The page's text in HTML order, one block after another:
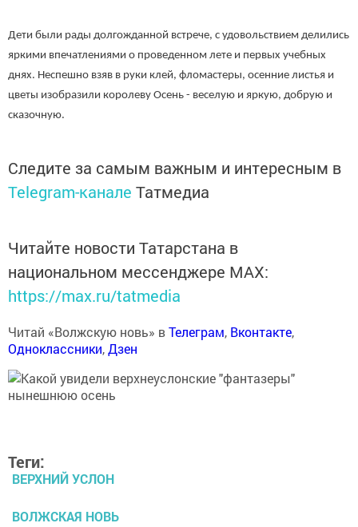
Дети были рады долгожданной встрече, с удовольствием делились
яркими впечатлениями о проведенном лете и первых учебных
днях. Неспешно взяв в руки клей, фломастеры, осенние листья и
цветы изобразили королеву Осень - веселую и яркую, добрую и
сказочную.
Следите за самым важным и интересным в
Telegram-канале Татмедиа
Читайте новости Татарстана в
национальном мессенджере MАХ:
https://max.ru/tatmedia
Читай «Волжскую новь» вТелеграм, Вконтакте,
Одноклассники,Дзен
Теги:
ВЕРХНИЙ УСЛОН
ВОЛЖСКАЯ НОВЬ